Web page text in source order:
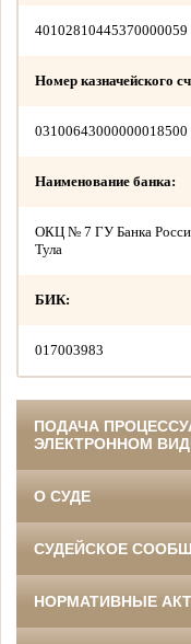
40102810445370000059
Номер казначейского
03100643000000018500
Наименование банка:
ОКЦ № 7 ГУ Банка
Тула
БИК:
017003983
ПОДАЧА
ЭЛЕКТРОННОМ
О СУДЕ
СУДЕЙСКОЕ
НОРМАТИВНЫЕ